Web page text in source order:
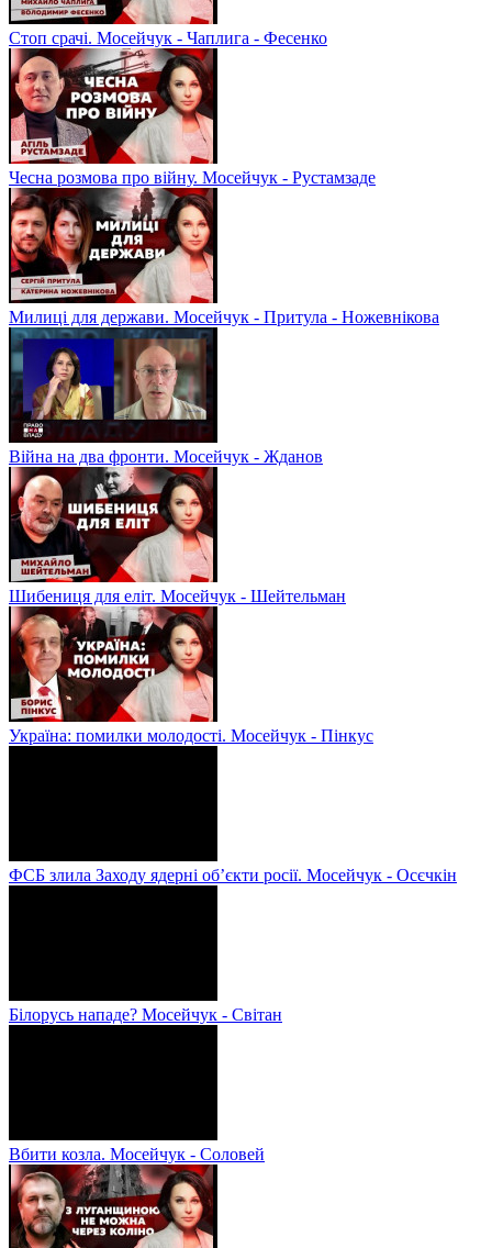
Стоп срачі. Мосейчук - Чаплига - Фесенко
Чесна розмова про війну. Мосейчук - Рустамзаде
Милиці для держави. Мосейчук - Притула - Ножевнікова
Війна на два фронти. Мосейчук - Жданов
Шибениця для еліт. Мосейчук - Шейтельман
Україна: помилки молодості. Мосейчук - Пінкус
ФСБ злила Заходу ядерні об’єкти росії. Мосейчук - Осєчкін
Білорусь нападе? Мосейчук - Світан
Вбити козла. Мосейчук - Соловей